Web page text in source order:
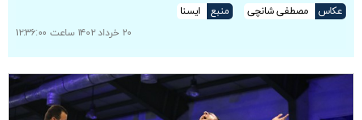
عکاس مصطفی شانچی منبع
ایسنا
۲۰ خرداد ۱۴۰۲ ساعت ۱۲:۳۶:۰۰